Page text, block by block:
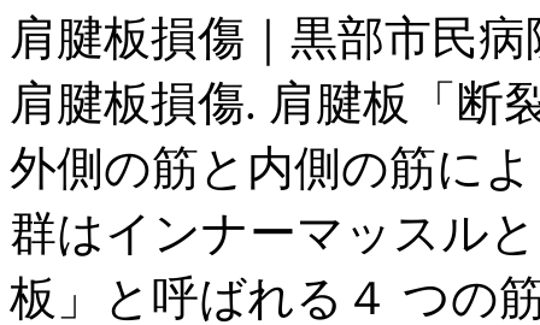
肩腱板損傷｜黒部市民病
肩腱板損傷. 肩腱板「断
外側の筋と内側の筋に
群はインナーマッスル
板」と呼ばれる４ つの